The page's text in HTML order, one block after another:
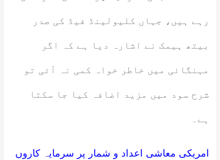
رہے ہیں، جہاں کلیولینڈ فیڈ کی صدر
بیتھ ہیمک نے اشارہ دیا ہے کہ اگر
مہنگائی میں خاطر خواہ کمی نہ آئی تو
شرح سود میں مزید اضافہ کیا جا سکتا
ہے۔
امریکی معاشی اعداد و شمار پر سرمایہ کاروں